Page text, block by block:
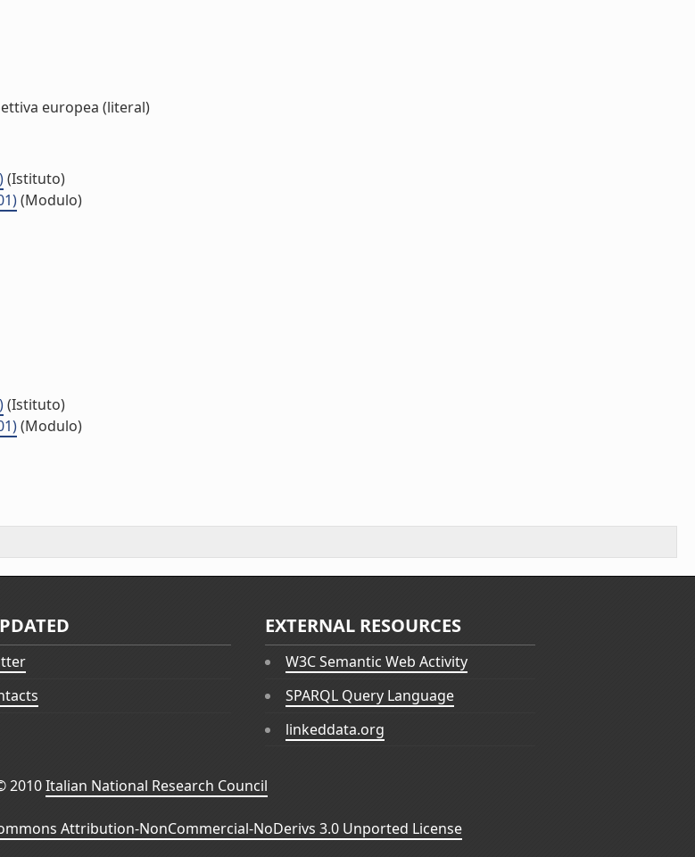
europea (literal)
(Istituto)
(Modulo)
(Istituto)
(Modulo)
EXTERNAL RESOURCES
W3C Semantic Web Activity
SPARQL Query Language
linkeddata.org
2010Italian National Research Council
Attribution-NonCommercial-NoDerivs 3.0 Unported License